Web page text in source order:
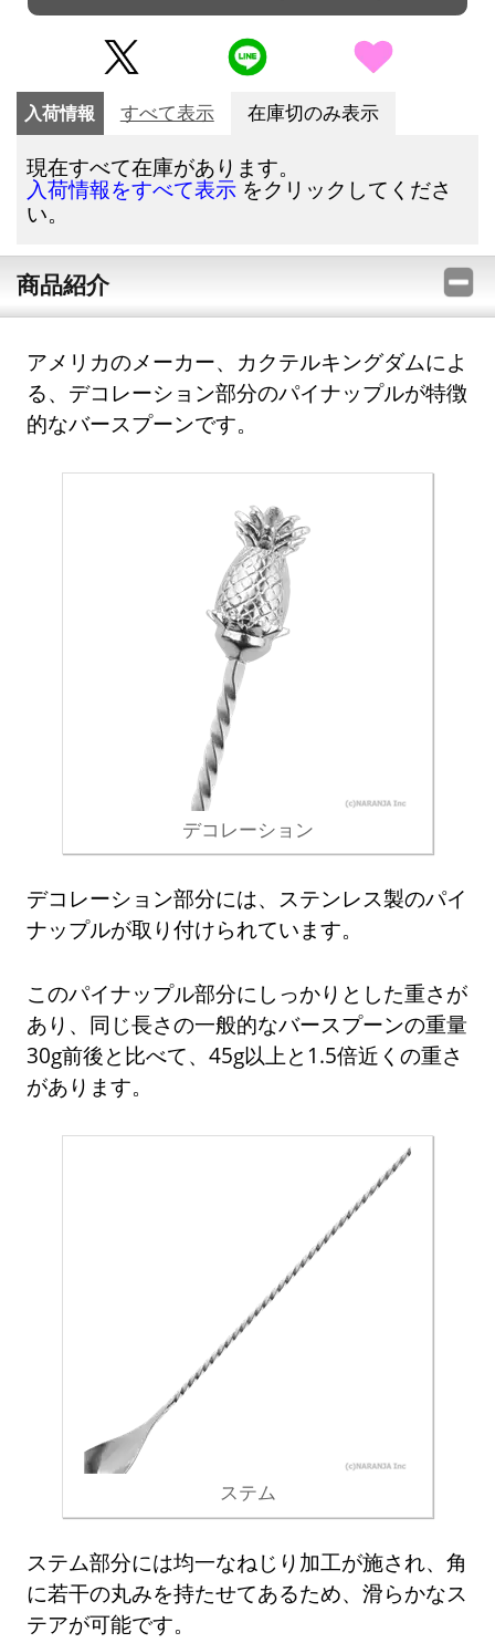
入荷情報 すべて表示 在庫切のみ表示
現在すべて在庫があります。
入荷情報をすべて表示 をクリックしてくださ
い。
商品紹介
アメリカのメーカー、カクテルキングダムによ
る、デコレーション部分のパイナップルが特徴
的なバースプーンです。
デコレーション
デコレーション部分には、ステンレス製のパイ
ナップルが取り付けられています。
このパイナップル部分にしっかりとした重さが
あり、同じ長さの一般的なバースプーンの重量
30g前後と比べて、45g以上と1.5倍近くの重さ
があります。
ステム
ステム部分には均一なねじり加工が施され、角
に若干の丸みを持たせてあるため、滑らかなス
テアが可能です。